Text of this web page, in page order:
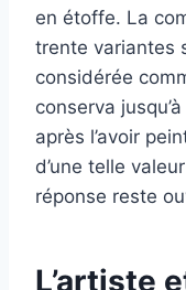
en étoffe. La
trente variantes
considérée
conserva
après l’avoir
d’une telle
réponse reste
L’artiste